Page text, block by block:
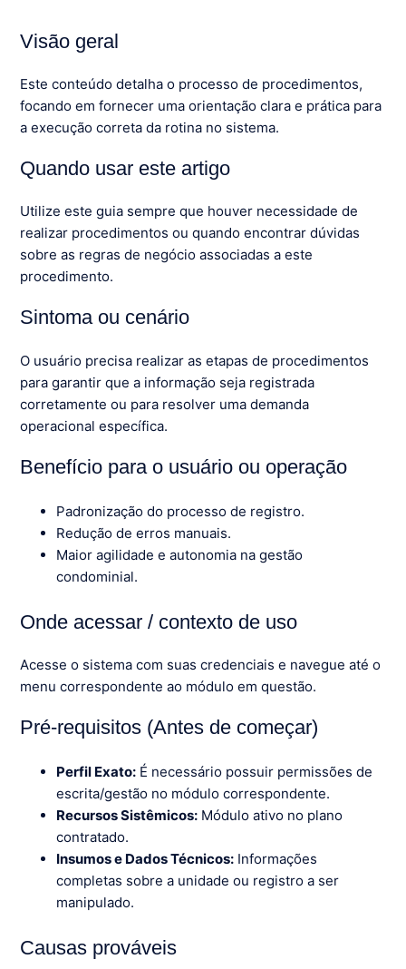
Visão geral
Este conteúdo detalha o processo de procedimentos,
focando em fornecer uma orientação clara e prática para
a execução correta da rotina no sistema.
Quando usar este artigo
Utilize este guia sempre que houver necessidade de
realizar procedimentos ou quando encontrar dúvidas
sobre as regras de negócio associadas a este
procedimento.
Sintoma ou cenário
O usuário precisa realizar as etapas de procedimentos
para garantir que a informação seja registrada
corretamente ou para resolver uma demanda
operacional específica.
Benefício para o usuário ou operação
Padronização do processo de registro.
Redução de erros manuais.
Maior agilidade e autonomia na gestão
condominial.
Onde acessar / contexto de uso
Acesse o sistema com suas credenciais e navegue até o
menu correspondente ao módulo em questão.
Pré-requisitos (Antes de começar)
Perfil Exato: É necessário possuir permissões de
escrita/gestão no módulo correspondente.
Recursos Sistêmicos: Módulo ativo no plano
contratado.
Insumos e Dados Técnicos: Informações
completas sobre a unidade ou registro a ser
manipulado.
Causas prováveis